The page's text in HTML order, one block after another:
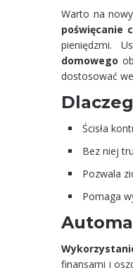
Warto na
poświęcanie
pieniędzmi.
domowego
dostosować
Ścisła
Bez niej
Pozwala
Pomaga
finansami i